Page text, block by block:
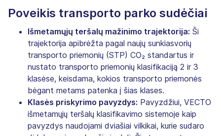
Poveikis transporto parko sudėčiai
Išmetamųjų teršalų mažinimo trajektorija: Ši
trajektorija apibrėžta pagal naujų sunkiasvorių
transporto priemonių (STP) CO₂ standartus ir
nustato transporto priemonių klasifikaciją 2 ir 3
klasėse, keisdama, kokios transporto priemonės
bėgant metams patenka į šias klases.
Klasės priskyrimo pavyzdys: Pavyzdžiui, VECTO
išmetamųjų teršalų klasifikavimo sistemoje kaip
pavyzdys naudojami dviašiai vilkikai, kurie sudaro